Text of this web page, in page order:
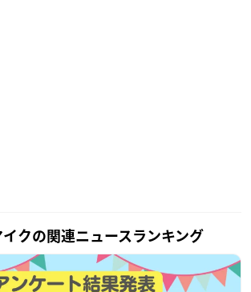
イクの関連ニュースランキング